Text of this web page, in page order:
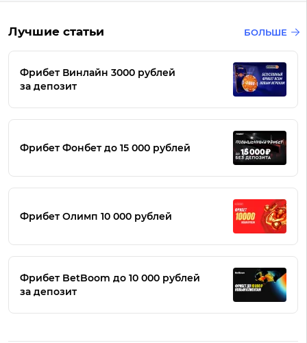
Лучшие статьи БОЛЬШЕ
Фрибет Винлайн 3000 рублей
за депозит
Фрибет Фонбет до 15 000 рублей
Фрибет Олимп 10 000 рублей
Фрибет BetBoom до 10 000 рублей
за депозит